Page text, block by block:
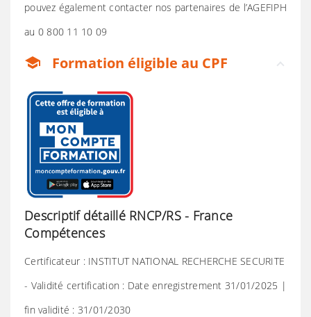
pouvez également contacter nos partenaires de l’AGEFIPH
au 0 800 11 10 09
school Formation éligible au CPF
Descriptif détaillé RNCP/RS - France
Compétences
Certificateur : INSTITUT NATIONAL RECHERCHE SECURITE
- Validité certification : Date enregistrement 31/01/2025 |
fin validité : 31/01/2030